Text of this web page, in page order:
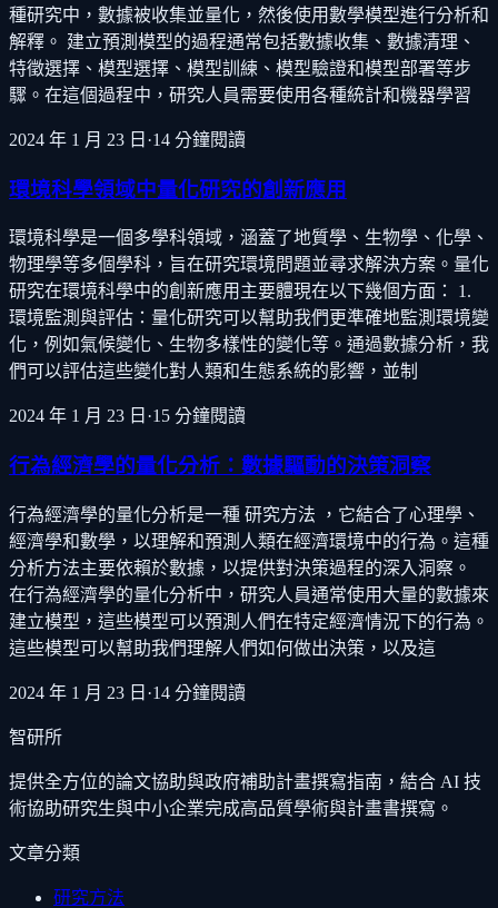
種研究中，數據被收集並量化，然後使用數學模型進行分析和
解釋。 建立預測模型的過程通常包括數據收集、數據清理、
特徵選擇、模型選擇、模型訓練、模型驗證和模型部署等步
驟。在這個過程中，研究人員需要使用各種統計和機器學習
2024 年 1 月 23 日 ·14 分鐘閱讀
環境科學領域中量化研究的創新應用
環境科學是一個多學科領域，涵蓋了地質學、生物學、化學、
物理學等多個學科，旨在研究環境問題並尋求解決方案。量化
研究在環境科學中的創新應用主要體現在以下幾個方面： 1.
環境監測與評估：量化研究可以幫助我們更準確地監測環境變
化，例如氣候變化、生物多樣性的變化等。通過數據分析，我
們可以評估這些變化對人類和生態系統的影響，並制
2024 年 1 月 23 日 ·15 分鐘閱讀
行為經濟學的量化分析：數據驅動的決策洞察
行為經濟學的量化分析是一種 研究方法 ，它結合了心理學、
經濟學和數學，以理解和預測人類在經濟環境中的行為。這種
分析方法主要依賴於數據，以提供對決策過程的深入洞察。
在行為經濟學的量化分析中，研究人員通常使用大量的數據來
建立模型，這些模型可以預測人們在特定經濟情況下的行為。
這些模型可以幫助我們理解人們如何做出決策，以及這
2024 年 1 月 23 日 ·14 分鐘閱讀
智研所
提供全方位的論文協助與政府補助計畫撰寫指南，結合 AI 技
術協助研究生與中小企業完成高品質學術與計畫書撰寫。
文章分類
研究方法